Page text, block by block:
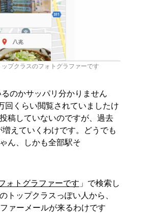
プクラスのフォトグラファーです
のかサッパリ分かりません
回くらい閲覧されていましたけ
稿していないのですが、過去
えていくわけです。どうでも
ん、しかも全部駅そ
ォトグラファーです 」で検索し
トップクラスっぽい人から、
ァーメールが来るわけです